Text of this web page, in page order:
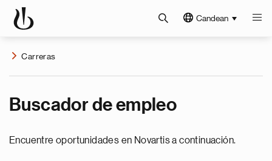
Candean
Carreras
Buscador de empleo
Encuentre oportunidades en Novartis a continuación.